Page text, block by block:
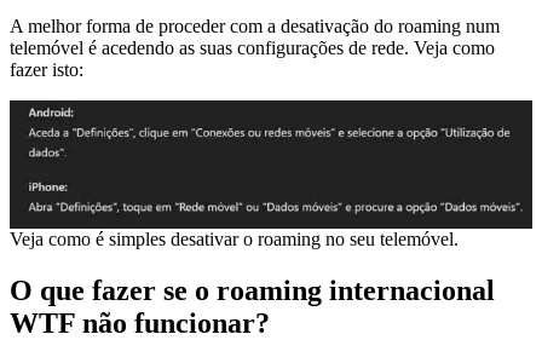
A melhor forma de proceder com a desativação do roaming num
telemóvel é acedendo as suas configurações de rede. Veja como
fazer isto:
Veja como é simples desativar o roaming no seu telemóvel.
O que fazer se o roaming internacional
WTF não funcionar?